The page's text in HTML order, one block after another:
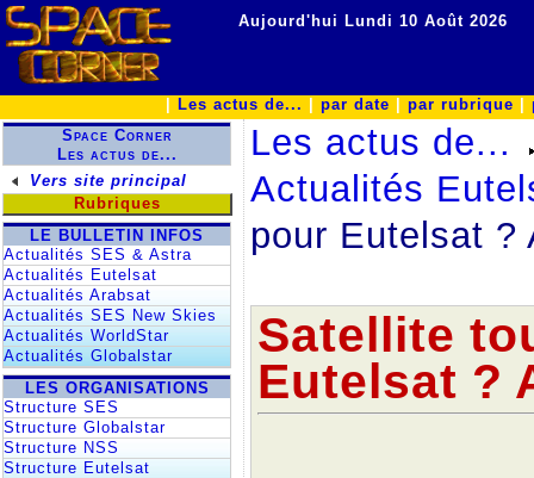
Aujourd'hui Lundi 10 Août 2026
Les actus de... par date par rubrique
Space Corner
Les actus de...
Vers site principal
Rubriques
LE BULLETIN INFOS
Actualités SES & Astra
Actualités Eutelsat
Actualités Arabsat
Actualités SES New Skies
Actualités WorldStar
Actualités Globalstar
LES ORGANISATIONS
Structure SES
Structure Globalstar
Structure NSS
Structure Eutelsat
Les actus de...
Actualités
pour Eutelsat ?
Satellite
Eutelsat ?